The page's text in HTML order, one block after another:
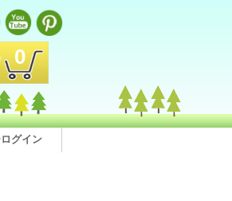
0
グイン